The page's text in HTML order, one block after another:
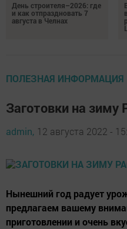
День строителя–2026: где
и как отпраздновать 7
августа в Челнах
ПОЛЕЗНАЯ ИНФОРМАЦИЯ
Заготовки на зиму
admin, 12 августа 2022 -
Нынешний год радует
предлагаем вашему
приготовлении и очень